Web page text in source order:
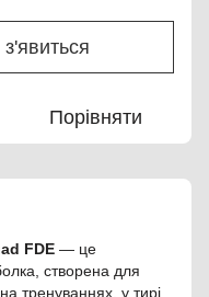
Порівняти
FDE — це
створена для
тренуваннях, у тирі